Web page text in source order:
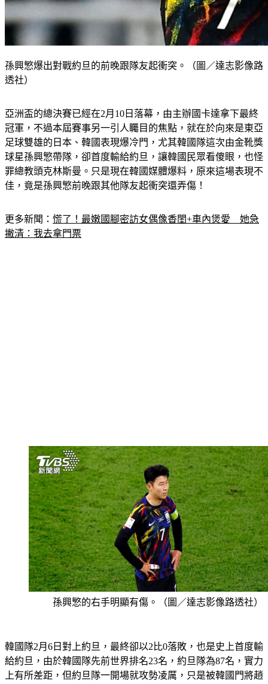
透社）
冠軍，不過本屆賽事另一引人矚目的焦點，就在於向來是東亞
足球雙雄的日本、韓國表現爆冷門，尤其韓國隊這次由金靴獎
球星孫興慜帶隊，卻首度輸給約旦，讓韓國民眾看傻眼，也怪
罪總教頭克林斯曼。只是現在韓國媒體爆料，原來這場表現不
佳，竟是孫興慜前晚跟其他隊友起衝突還弄傷！
撇清：我去拿門票
孫興慜的右手明顯有傷。（圖／達志影像路透社）
給約旦，由於韓國隊先前世界排名23名，約旦隊為87名，實力
上有所差距，但約旦隊一開場就攻勢凌厲，只是被韓國門將趙
賢祐數度擋下，下半場約旦隊則在13分鐘內連續斬獲2分， 韓